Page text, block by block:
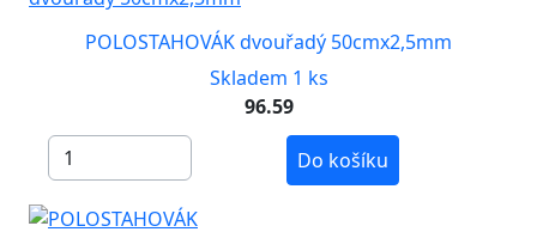
POLOSTAHOVÁK dvouřadý 50cmx2,5mm
Skladem 1 ks
96.59
Do košíku